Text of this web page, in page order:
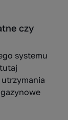
czy
systemu